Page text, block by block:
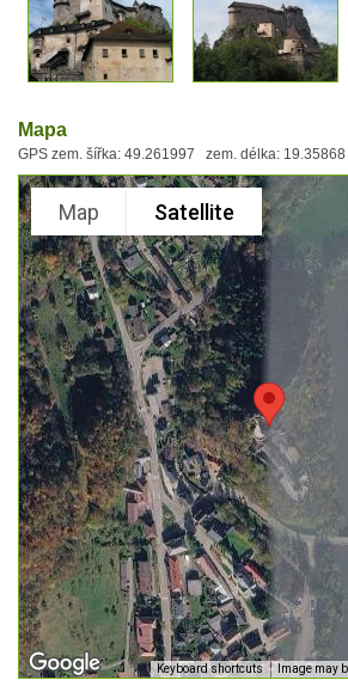
Mapa
GPS zem. šířka: 49.261997 zem. délka: 19.35868
Map Satellite
Keyboard shortcuts Image may